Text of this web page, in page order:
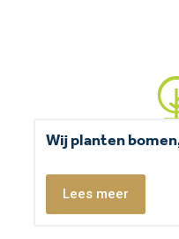
Wij planten
Lees meer